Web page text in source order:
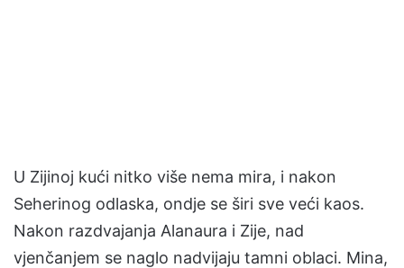
U Zijinoj kući nitko više nema mira, i nakon
Seherinog odlaska, ondje se širi sve veći kaos.
Nakon razdvajanja Alanaura i Zije, nad
vjenčanjem se naglo nadvijaju tamni oblaci. Mina,